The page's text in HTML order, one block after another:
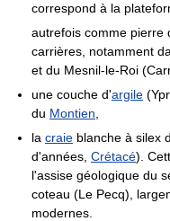
correspond à la
autrefois comme pierre
carrières, notamment
et du Mesnil-le-Roi
une couche d'argile
du Montien
la craie blanche à silex
d'années, Crétacé).
l'assise géologique du
coteau (Le Pecq),
modernes.